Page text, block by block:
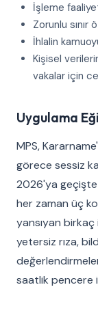
İşleme
Zorunlu sınır
İhlalin
Kişisel
vakalar için
Uygulama
MPS,
görece sessiz
2026'ya geçişte
her zaman üç
yansıyan
yetersiz rıza,
saatlik pencere